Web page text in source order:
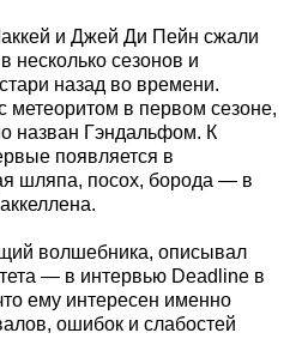
и Джей Ди Пейн сжали
несколько сезонов и
назад во времени.
метеоритом в первом сезоне,
назван Гэндальфом. К
появляется в
шляпа, посох, борода — в
волшебника, описывал
— в интервью Deadline в
ему интересен именно
ошибок и слабостей